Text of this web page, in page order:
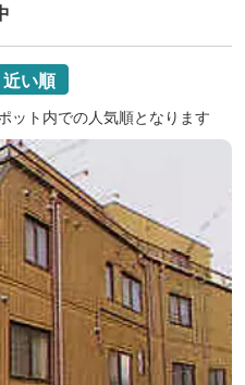
近い順
ット内での人気順となります